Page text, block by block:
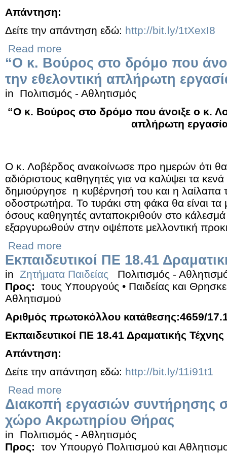
Απάντηση:
Δείτε την απάντηση εδώ: http://bit.ly/1tXexI8
Read more
“Ο κ. Βούρος στο δρόμο που
την εθελοντική απλήρωτη
in
Πολιτισμός - Αθλητισμός
“Ο κ. Βούρος στο δρόμο που άνοιξε ο κ.
απλήρωτη
Ο κ. Λοβέρδος ανακοίνωσε προ ημερών ότι θα
αδιόριστους καθηγητές για να καλύψει τα
δημιούργησε η κυβέρνησή του και η λαίλαπα
οδοστρωτήρα. Το τυράκι στη φάκα θα είναι τα
όσους καθηγητές ανταποκριθούν στο
εξαργυρωθούν στην οψέποτε μελλοντική
Read more
Εκπαιδευτικοί ΠΕ 18.41
in Ζητήματα Παιδείας
Πολιτισμός -
Προς:
τους Υπουργούς • Παιδείας και
Αθλητισμού
Αριθμός πρωτοκόλλου κατάθεσης:4659/
Εκπαιδευτικοί ΠΕ 18.41 Δραματικής Τέχνης
Απάντηση:
Δείτε την απάντηση εδώ: http://bit.ly/11i91t1
Read more
Διακοπή εργασιών συντήρησης
χώρο Ακρωτηρίου Θήρας
in
Πολιτισμός - Αθλητισμός
Προς:
τον Υπουργό Πολιτισμού και